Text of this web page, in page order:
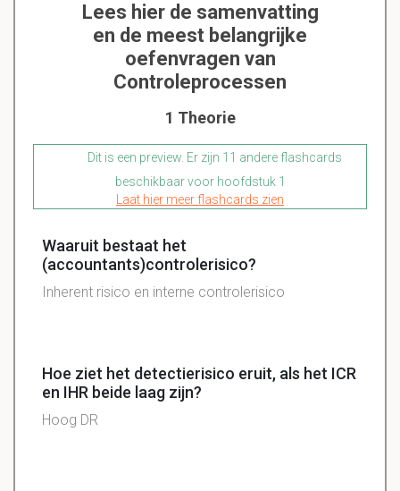
Lees hier de samenvatting
en de meest belangrijke
oefenvragen van
Controleprocessen
1 Theorie
Dit is een preview. Er zijn 11 andere flashcards
beschikbaar voor hoofdstuk 1
Laat hier meer flashcards zien
Waaruit bestaat het
(accountants)controlerisico?
Inherent risico en interne controlerisico
Hoe ziet het detectierisico eruit, als het ICR
en IHR beide laag zijn?
Hoog DR